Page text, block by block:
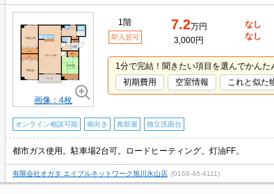
画像：4枚
1階
即入居可
7.2万円
3,000円
なし
なし
1分で完結！聞きたい項目を選んでかんた
初期費用
空室情報 これと似た
オンライン相談可能 南向き 角部屋 独立洗面台
都市ガス使用。駐車場2台可。ロードヒーティング。灯油FF。
有限会社オガタ エイブルネットワーク旭川永山店 (0166-46-4111)